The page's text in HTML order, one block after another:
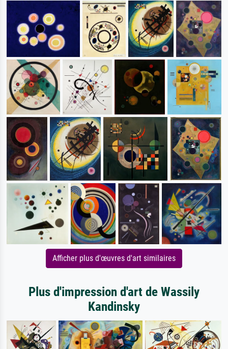
Afficher plus d'œuvres d'art similaires
Plus d'impression d'art de Wassily
Kandinsky